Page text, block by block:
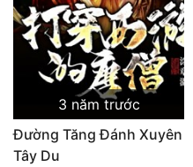
3 năm trước
Đường Tăng Đánh Xuyên
Tây Du